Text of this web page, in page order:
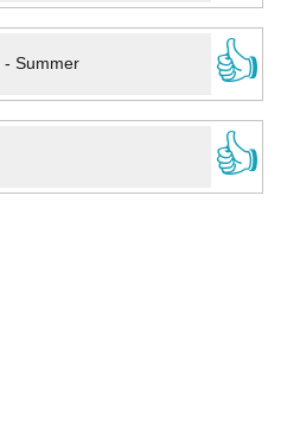
- Summer
👍
👍